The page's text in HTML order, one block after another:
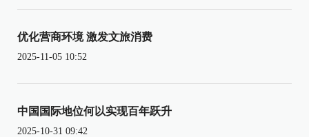
优化营商环境 激发文旅消费
2025-11-05 10:52
中国国际地位何以实现百年跃升
2025-10-31 09:42